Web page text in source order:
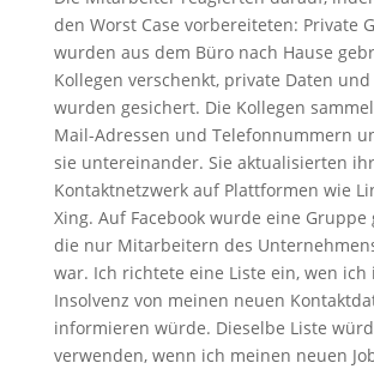
den Worst Case vorbereiteten: Private
wurden aus dem Büro nach Hause
Kollegen verschenkt, private Daten
wurden gesichert. Die Kollegen
Mail-Adressen und Telefonnummern
sie untereinander. Sie aktualisierten ihr
Kontaktnetzwerk auf Plattformen wie
Xing. Auf Facebook wurde eine Gruppe
die nur Mitarbeitern des
war. Ich richtete eine Liste ein, wen ich
Insolvenz von meinen neuen
informieren würde. Dieselbe Liste
verwenden, wenn ich meinen neuen